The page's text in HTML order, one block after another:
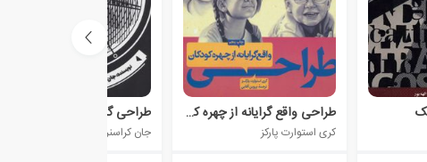
طراحی واقع گرایانه از چهره کودکان
کری استوارت پارکز
طراحی گرافیک متحرک
جان کراسنر